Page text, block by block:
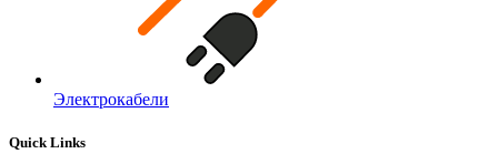
Электрокабели
Quick Links